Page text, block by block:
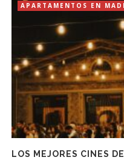
APARTAMENTOS EN
LOS MEJORES CINES